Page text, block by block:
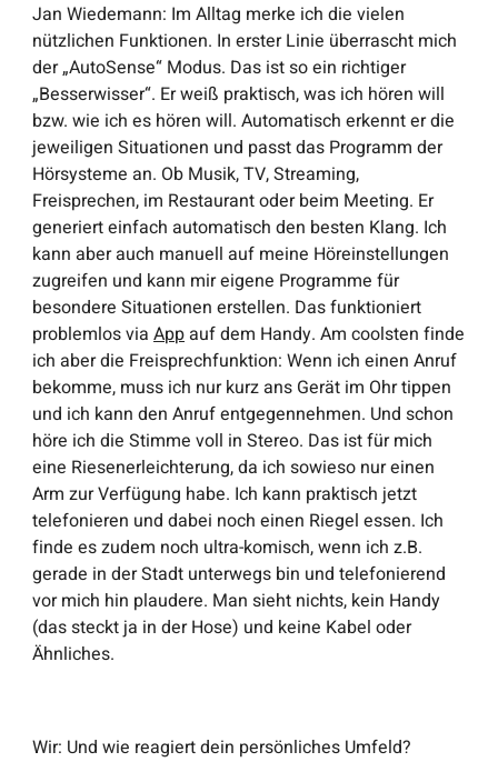
Jan Wiedemann: Im Alltag merke ich die vielen
nützlichen Funktionen. In erster Linie überrascht mich
der „AutoSense“ Modus. Das ist so ein richtiger
„Besserwisser“. Er weiß praktisch, was ich hören will
bzw. wie ich es hören will. Automatisch erkennt er die
jeweiligen Situationen und passt das Programm der
Hörsysteme an. Ob Musik, TV, Streaming,
Freisprechen, im Restaurant oder beim Meeting. Er
generiert einfach automatisch den besten Klang. Ich
kann aber auch manuell auf meine Höreinstellungen
zugreifen und kann mir eigene Programme für
besondere Situationen erstellen. Das funktioniert
problemlos viaAppauf dem Handy. Am coolsten finde
ich aber die Freisprechfunktion: Wenn ich einen Anruf
bekomme, muss ich nur kurz ans Gerät im Ohr tippen
und ich kann den Anruf entgegennehmen. Und schon
höre ich die Stimme voll in Stereo. Das ist für mich
eine Riesenerleichterung, da ich sowieso nur einen
Arm zur Verfügung habe. Ich kann praktisch jetzt
telefonieren und dabei noch einen Riegel essen. Ich
finde es zudem noch ultra-komisch, wenn ich z.B.
gerade in der Stadt unterwegs bin und telefonierend
vor mich hin plaudere. Man sieht nichts, kein Handy
(das steckt ja in der Hose) und keine Kabel oder
Ähnliches.
Wir: Und wie reagiert dein persönliches Umfeld?